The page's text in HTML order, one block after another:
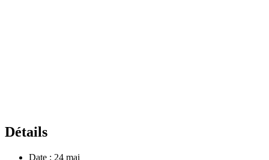
Détails
Date : 24 mai